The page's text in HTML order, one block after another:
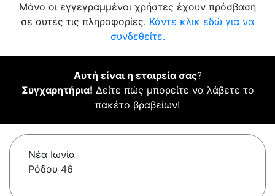
Μόνο οι εγγεγραμμένοι χρήστες έχουν πρόσβαση
σε αυτές τις πληροφορίες. Κάντε κλικ εδώ για να
συνδεθείτε.
Αυτή είναι η εταιρεία σας?
Συγχαρητήρια! Δείτε πώς μπορείτε να λάβετε το
πακέτο βραβείων!
Νέα Ιωνία
Ρόδου 46